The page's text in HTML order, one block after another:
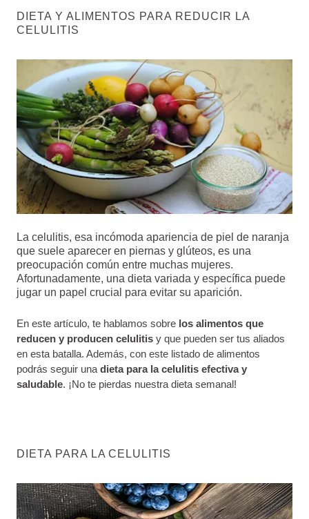
DIETA Y ALIMENTOS PARA REDUCIR LA
CELULITIS
La celulitis, esa incómoda apariencia de piel de naranja
que suele aparecer en piernas y glúteos, es una
preocupación común entre muchas mujeres.
Afortunadamente, una dieta variada y específica puede
jugar un papel crucial para evitar su aparición.
En este artículo, te hablamos sobre los alimentos que
reducen y producen celulitis y que pueden ser tus aliados
en esta batalla. Además, con este listado de alimentos
podrás seguir una dieta para la celulitis efectiva y
saludable. ¡No te pierdas nuestra dieta semanal!
DIETA PARA LA CELULITIS